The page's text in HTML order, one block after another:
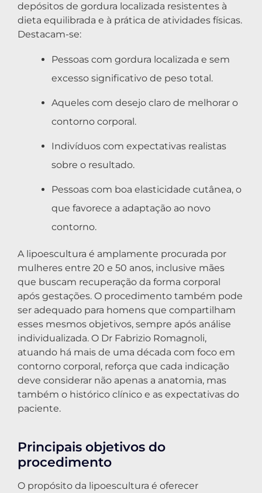
depósitos de gordura localizada resistentes à
dieta equilibrada e à prática de atividades físicas.
Destacam-se:
Pessoas com gordura localizada e sem
excesso significativo de peso total.
Aqueles com desejo claro de melhorar o
contorno corporal.
Indivíduos com expectativas realistas
sobre o resultado.
Pessoas com boa elasticidade cutânea, o
que favorece a adaptação ao novo
contorno.
A lipoescultura é amplamente procurada por
mulheres entre 20 e 50 anos, inclusive mães
que buscam recuperação da forma corporal
após gestações. O procedimento também pode
ser adequado para homens que compartilham
esses mesmos objetivos, sempre após análise
individualizada. O Dr Fabrizio Romagnoli,
atuando há mais de uma década com foco em
contorno corporal, reforça que cada indicação
deve considerar não apenas a anatomia, mas
também o histórico clínico e as expectativas do
paciente.
Principais objetivos do
procedimento
O propósito da lipoescultura é oferecer